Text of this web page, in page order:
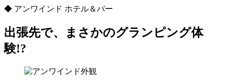
◆ アンワインド ホテル＆バー
出張先で、まさかのグランピング体
験!?